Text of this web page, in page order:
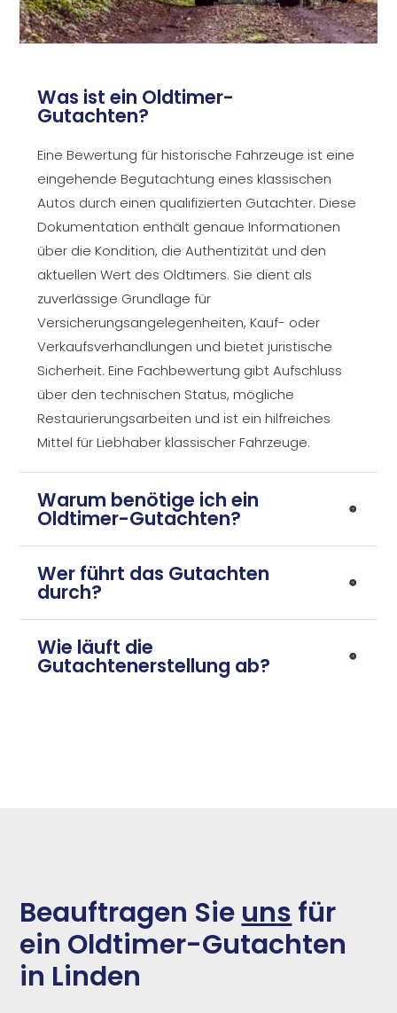
Was ist ein Oldtimer-
Gutachten?
Eine Bewertung für historische Fahrzeuge ist eine
eingehende Begutachtung eines klassischen
Autos durch einen qualifizierten Gutachter. Diese
Dokumentation enthält genaue Informationen
über die Kondition, die Authentizität und den
aktuellen Wert des Oldtimers. Sie dient als
zuverlässige Grundlage für
Versicherungsangelegenheiten, Kauf- oder
Verkaufsverhandlungen und bietet juristische
Sicherheit. Eine Fachbewertung gibt Aufschluss
über den technischen Status, mögliche
Restaurierungsarbeiten und ist ein hilfreiches
Mittel für Liebhaber klassischer Fahrzeuge.
Warum benötige ich ein
Oldtimer-Gutachten?
Wer führt das Gutachten
durch?
Wie läuft die
Gutachtenerstellung ab?
Beauftragen Sie uns für
ein Oldtimer-Gutachten
in Linden